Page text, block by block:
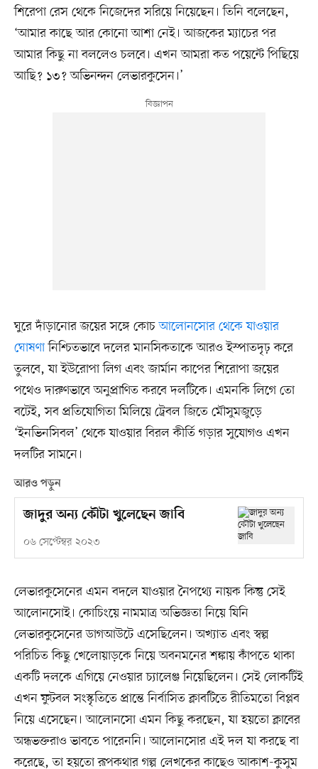
শিরেপা রেস থেকে নিজেদের সরিয়ে নিয়েছেন। তিনি বলেছেন,
‘আমার কাছে আর কোনো আশা নেই। আজকের ম্যাচের পর
আমার কিছু না বললেও চলবে। এখন আমরা কত পয়েন্টে পিছিয়ে
আছি? ১৩? অভিনন্দন লেভারকুসেন।’
ঘুরে দাঁড়ানোর জয়ের সঙ্গে কোচআলোনসোর থেকে যাওয়ার
ঘোষণানিশ্চিতভাবে দলের মানসিকতাকে আরও ইস্পাতদৃঢ় করে
তুলবে, যা ইউরোপা লিগ এবং জার্মান কাপের শিরোপা জয়ের
পথেও দারুণভাবে অনুপ্রাণিত করবে দলটিকে। এমনকি লিগে তো
বটেই, সব প্রতিযোগিতা মিলিয়ে ট্রেবল জিতে মৌসুমজুড়ে
‘ইনভিনসিবল’ থেকে যাওয়ার বিরল কীর্তি গড়ার সুযোগও এখন
দলটির সামনে।
আরও পড়ুন
জাদুর অন্য কৌটা খুলেছেন জাবি
০৬ সেপ্টেম্বর ২০২৩
লেভারকুসেনের এমন বদলে যাওয়ার নৈপথ্যে নায়ক কিন্তু সেই
আলোনসোই। কোচিংয়ে নামমাত্র অভিজ্ঞতা নিয়ে যিনি
লেভারকুসেনের ডাগআউটে এসেছিলেন। অখ্যাত এবং স্বল্প
পরিচিত কিছু খেলোয়াড়কে নিয়ে অবনমনের শঙ্কায় কাঁপতে থাকা
একটি দলকে এগিয়ে নেওয়ার চ্যালেঞ্জ নিয়েছিলেন। সেই লোকটিই
এখন ফুটবল সংস্কৃতিতে প্রান্তে নির্বাসিত ক্লাবটিতে রীতিমতো বিপ্লব
নিয়ে এসেছেন। আলোনসো এমন কিছু করছেন, যা হয়তো ক্লাবের
অন্ধভক্তরাও ভাবতে পারেননি। আলোনসোর এই দল যা করছে বা
করেছে, তা হয়তো রূপকথার গল্প লেখকের কাছেও আকাশ-কুসুম